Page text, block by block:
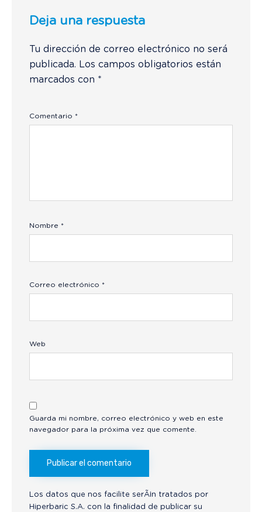
Deja una respuesta
Tu dirección de correo electrónico no será
publicada. Los campos obligatorios están
marcados con *
Comentario *
Nombre *
Correo electrónico *
Web
Guarda mi nombre, correo electrónico y web en este
navegador para la próxima vez que comente.
Los datos que nos facilite serÃ¡n tratados por
Hiperbaric S.A. con la finalidad de publicar su